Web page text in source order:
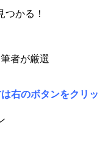
かる！
者が厳選
右のボタンをクリッ